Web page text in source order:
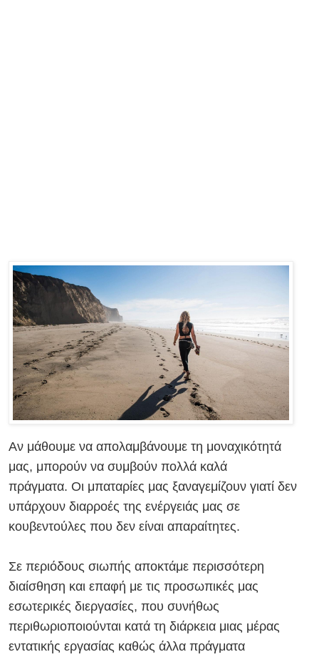
Αν μάθουμε να απολαμβάνουμε τη μοναχικότητά
μας, μπορούν να συμβούν πολλά καλά
πράγματα. Οι μπαταρίες μας ξαναγεμίζουν γιατί δεν
υπάρχουν διαρροές της ενέργειάς μας σε
κουβεντούλες που δεν είναι απαραίτητες.
Σε περιόδους σιωπής αποκτάμε περισσότερη
διαίσθηση και επαφή με τις προσωπικές μας
εσωτερικές διεργασίες, που συνήθως
περιθωριοποιούνται κατά τη διάρκεια μιας μέρας
εντατικής εργασίας καθώς άλλα πράγματα